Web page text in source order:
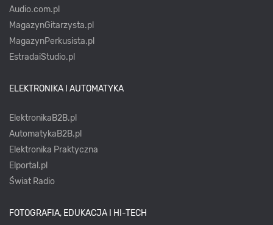
Audio.com.pl
MagazynGitarzysta.pl
MagazynPerkusista.pl
EstradaiStudio.pl
ELEKTRONIKA I AUTOMATYKA
ElektronikaB2B.pl
AutomatykaB2B.pl
Elektronika Praktyczna
Elportal.pl
Świat Radio
FOTOGRAFIA, EDUKACJA I HI-TECH